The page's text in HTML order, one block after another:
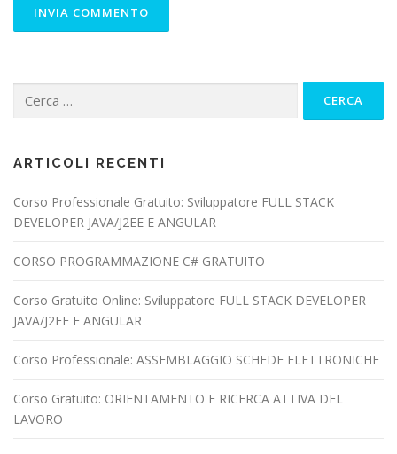
per:
ARTICOLI RECENTI
Corso Professionale Gratuito: Sviluppatore FULL STACK
DEVELOPER JAVA/J2EE E ANGULAR
CORSO PROGRAMMAZIONE C# GRATUITO
Corso Gratuito Online: Sviluppatore FULL STACK DEVELOPER
JAVA/J2EE E ANGULAR
Corso Professionale: ASSEMBLAGGIO SCHEDE ELETTRONICHE
Corso Gratuito: ORIENTAMENTO E RICERCA ATTIVA DEL
LAVORO